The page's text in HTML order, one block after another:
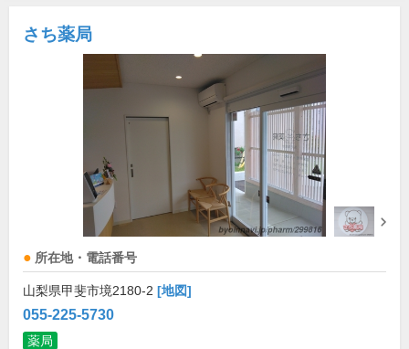
さち薬局
所在地・電話番号
山梨県甲斐市境2180-2 [地図]
055-225-5730
薬局